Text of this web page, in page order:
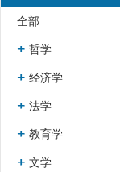
全部
哲学
经济学
法学
教育学
文学